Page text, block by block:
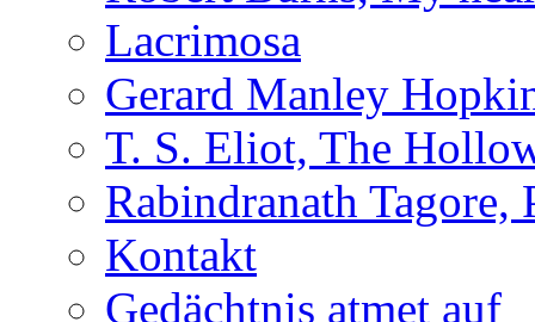
Lacrimosa
Gerard Manley
T. S. Eliot, The
Rabindranath Tagore,
Kontakt
Gedächtnis atmet auf